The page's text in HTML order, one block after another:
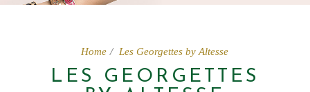
Home Les Georgettes by Altesse
LES GEORGETTES